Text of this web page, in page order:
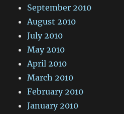
September 2010
August 2010
July 2010
May 2010
April 2010
March 2010
February 2010
January 2010